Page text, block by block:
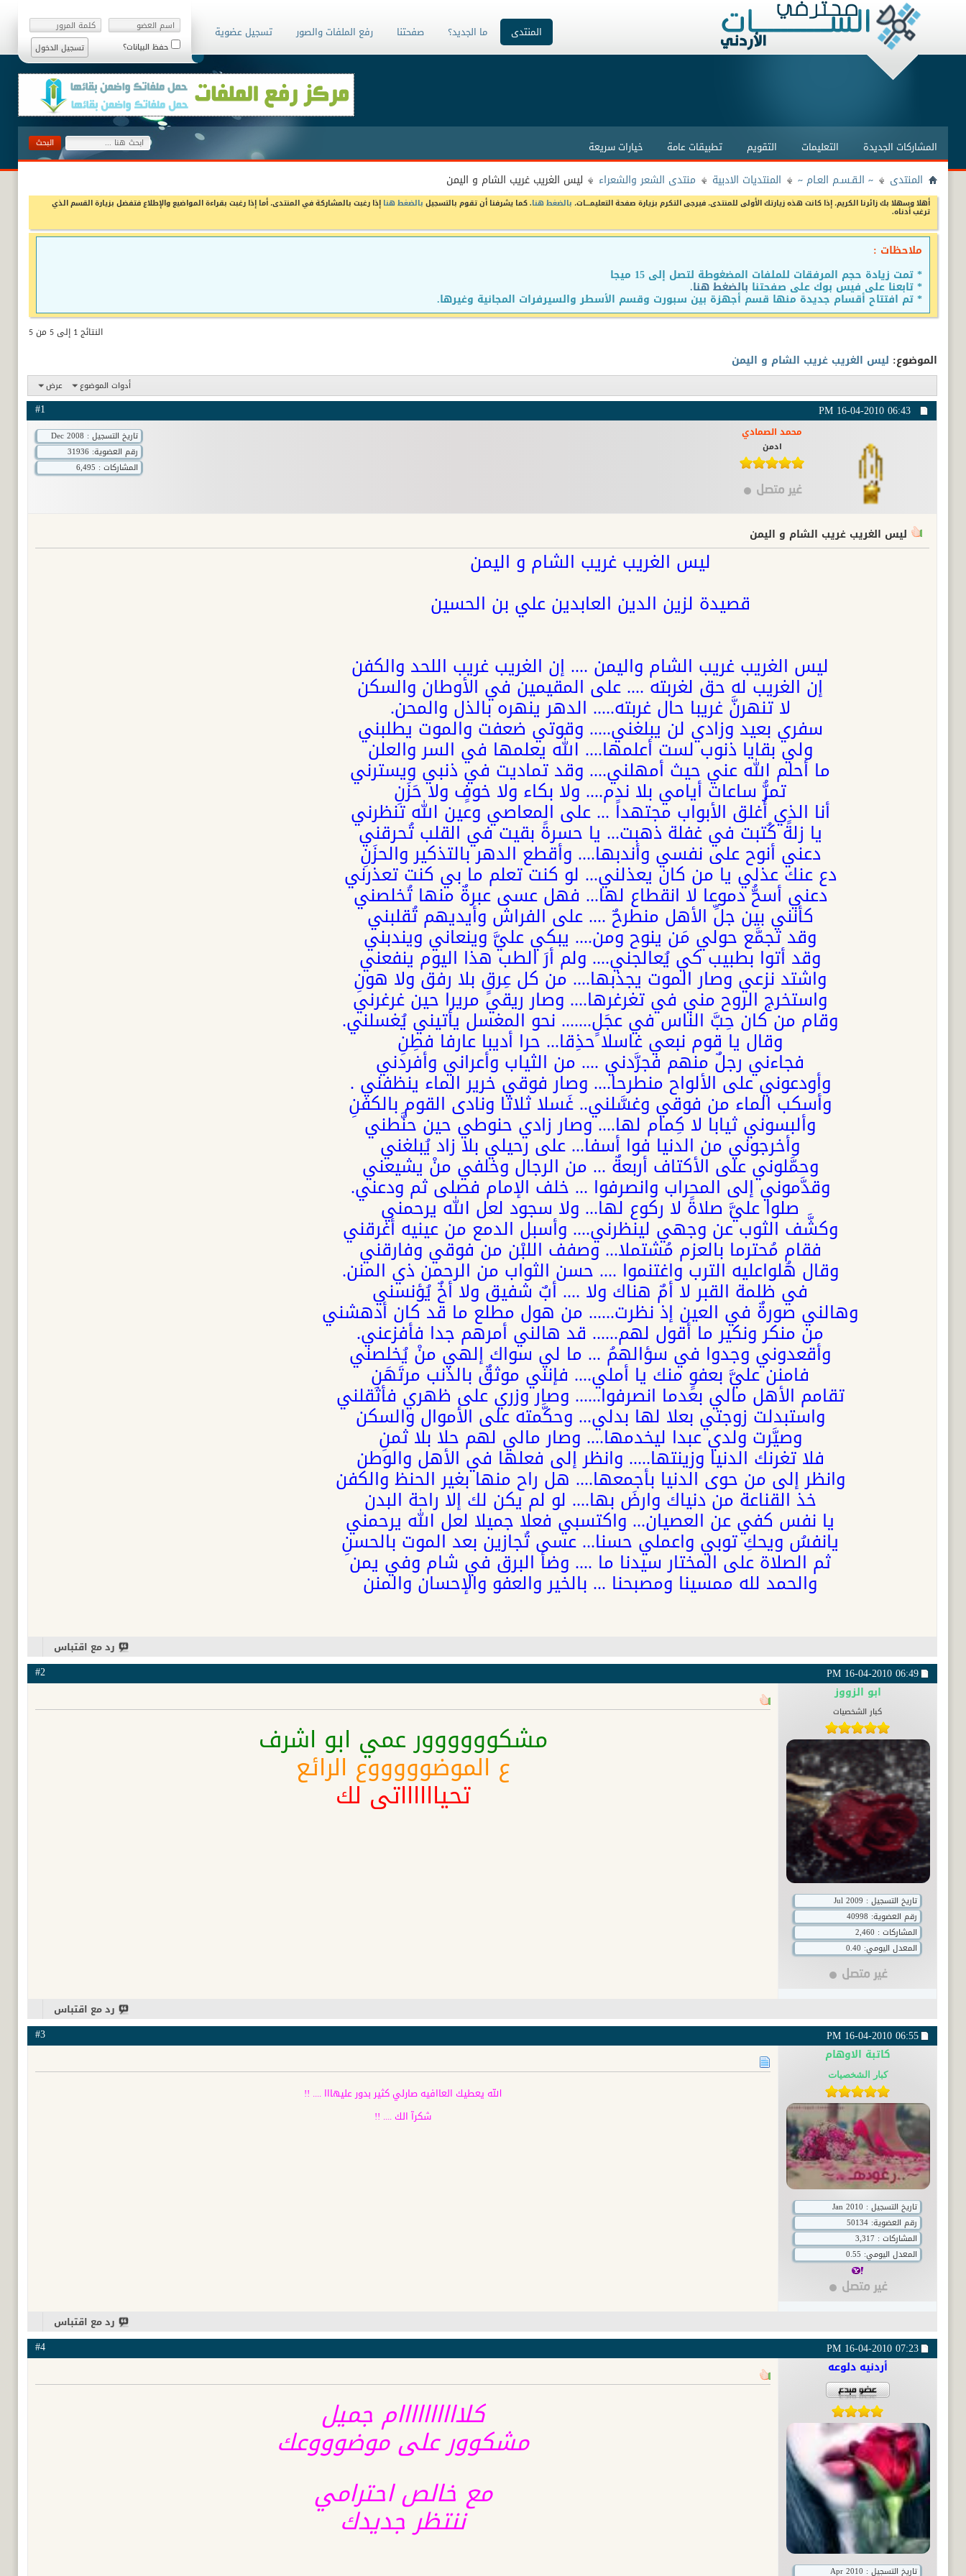
حفظ البيانات؟
المنتدى
المشاركات الجديدة التعليمات التقويم تطبيقات عامة خيارات سريعة
ما الجديد؟ صفحتنا رفع الملفات والصور تسجيل عضوية
المنتدى ~ الـقـسـم العـام ~ المنتديات الادبية منتدى الشعر والشعراء ليس الغريب غريب الشام و اليمن
أهلا وسهلا بك زائرنا الكريم، إذا كانت هذه زيارتك الأولى للمنتدى، فيرجى التكرم بزيارة صفحة التعليمـــات، بالضغط هنا. كما يشرفنا أن تقوم بالتسجيل بالضغط هنا إذا رغبت بالمشاركة في المنتدى، أما إذا رغبت بقراءة المواضيع والإطلاع فتفضل بزيارة القسم الذي
ترغب أدناه.
ملاحظات :
* تمت زيادة حجم المرفقات للملفات المضغوطة لتصل إلى 15 ميجا
* تابعنا على فيس بوك على صفحتنا بالضغط هنا.
* تم افتتاح أقسام جديدة منها قسم أجهزة بين سبورت وقسم الأسطر والسيرفرات المجانية وغيرها.
النتائج 1 إلى 5 من 5
الموضوع: ليس الغريب غريب الشام و اليمن
أدوات الموضوع عرض
16-04-201006:43 PM
#1
محمد الصمادي
ادمن
تاريخ التسجيل : Dec 2008
رقم العضوية:
المشاركات : 6,495
ليس الغريب غريب الشام و اليمن
ليس الغريب غريب الشام و اليمن
قصيدة لزين الدين العابدين علي بن الحسين
ليس الغريب غريب الشام واليمن .... إن الغريب غريب اللحد والكفن
إن الغريب له حق لغربته .... على المقيمين في الأوطان والسكن
لا تنهرنَّ غريبا حال غربته..... الدهر ينهره بالذل والمحن.
سفري بعيد وزادي لن يبلغني..... وقوتي ضعفت والموت يطلبني
ولي بقايا ذنوب لست أعلمها.... الله يعلمها في السر والعلن
ما أحلم الله عني حيث أمهلني.... وقد تماديت في ذنبي ويسترني
تمرُّ ساعات أيامي بلا ندم.... ولا بكاء ولا خوفٍ ولا حَزَنِ
أنا الذي أُغلق الأبواب مجتهداً ... على المعاصي وعين الله تنظرني
يا زلةً كُتبت في غفلة ذهبت... يا حسرةً بقيت في القلب تُحرقني
دعني أنوح على نفسي وأندبها.... وأقطع الدهر بالتذكير والحزَنِ
دع عنك عذلي يا من كان يعذلني... لو كنت تعلم ما بي كنت تعذرني
دعني أسحُّ دموعا لا انقطاع لها... فهل عسى عبرةٌ منها تُخلصني
كأنني بين جلِّ الأهل منطرحٌ .... على الفراش وأيديهم تُقلبني
وقد تجمَّع حولي مَن ينوح ومن.... يبكي عليَّ وينعاني ويندبني
وقد أتوا بطبيب كي يُعالجني.... ولم أرَ الطب هذا اليوم ينفعني
واشتد نزعي وصار الموت يجذبها.... من كل عِرقٍ بلا رفق ولا هونِ
واستخرج الروح مني في تغرغرها.... وصار ريقي مريرا حين غرغرني
وقام من كان حِبَّ الناس في عجَلٍ....... نحو المغسل يأتيني يُغسلني.
وقال يا قوم نبعي غاسلا حذِقا... حرا أديبا عارفا فطِنِ
فجاءني رجلٌ منهم فجرَّدني .... من الثياب وأعراني وأفردني
وأودعوني على الألواح منطرحا.... وصار فوقي خرير الماء ينظفني .
وأسكب الماء من فوقي وغسَّلني.. غَسلا ثلاثا ونادى القوم بالكفنِ
وألبسوني ثيابا لا كِمام لها.... وصار زادي حنوطي حين حنَّطني
وأخرجوني من الدنيا فوا أسفا... على رحيلي بلا زاد يُبلغني
وحمَّلوني على الأكتاف أربعةٌ ... من الرجال وخلفي منْ يشيعني
وقدَّموني إلى المحراب وانصرفوا ... خلف الإمام فصلى ثم ودعني.
صلوا عليَّ صلاةً لا ركوع لها... ولا سجود لعل الله يرحمني
وكشَّف الثوب عن وجهي لينظرني.... وأسبل الدمع من عينيه أغرقني
فقام مُحترما بالعزم مُشتملا... وصفف اللبْن من فوقي وفارقني
وقال هُلواعليه الترب واغتنموا .... حسن الثواب من الرحمن ذي المنن.
في ظلمة القبر لا أمٌ هناك ولا .... أبٌ شفيق ولا أخٌ يُؤنسني
وهالني صورةٌ في العين إذ نظرت...... من هول مطلع ما قد كان أدهشني
من منكر ونكير ما أقول لهم...... قد هالني أمرهم جدا فأفزعني.
وأقعدوني وجدوا في سؤالهمُ ... ما لي سواك إلهي منْ يُخلصني
فامنن عليَّ بعفوٍ منك يا أملي.... فإنني موثقٌ بالذنب مرتَهَنِ
تقامم الأهل مالي بعدما انصرفوا...... وصار وزري على ظهري فأثقلني
واستبدلت زوجتي بعلا لها بدلي... وحكَّمته على الأموال والسكن
وصيَّرت ولدي عبدا ليخدمها.... وصار مالي لهم حلا بلا ثمنِ
فلا تغرنك الدنيا وزينتها..... وانظر إلى فعلها في الأهل والوطن
وانظر إلى من حوى الدنيا بأجمعها.... هل راح منها بغير الحنظ والكفن
خذ القناعة من دنياك وارضَ بها.... لو لم يكن لك إلا راحة البدن
يا نفس كفي عن العصيان... واكتسبي فعلا جميلا لعل الله يرحمني
يانفسُ ويحكِ توبي واعملي حسنا... عسى تُجازين بعد الموت بالحسنِ
ثم الصلاة على المختار سيدنا ما .... وضأ البرق في شام وفي يمن
والحمد لله ممسينا ومصبحنا ... بالخير والعفو والإحسان والمنن
رد مع اقتباس
16-04-201006:49 PM
#2
ابو الزووز
كبار الشخصيات
تاريخ التسجيل : Jul 2009
رقم العضوية:
المشاركات : 2,460
المعدل اليومي: 0.40
مشكوووووور عمي ابو اشرف
ع الموضوووووع الرائع
تحيااااااتي لك
رد مع اقتباس
16-04-201006:55 PM
#3
كاتبة الاوهام
كبار الشخصيات
تاريخ التسجيل : Jan 2010
رقم العضوية:
المشاركات : 3,317
المعدل اليومي: 0.55
الله يعطيك العاافيه صارلي كثير بدور عليهااا .... !!
شكرآ الك .... !!
رد مع اقتباس
16-04-201007:23 PM
#4
أردنيه دلوعه
تاريخ التسجيل : Apr 2010
كلاااااااااام جميل
مشكوور على موضوووعك
مع خالص احترامي
ننتظر جديدك